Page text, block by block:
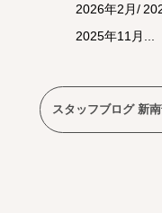
2026年2月
2025年11月
スタッフブログ 新